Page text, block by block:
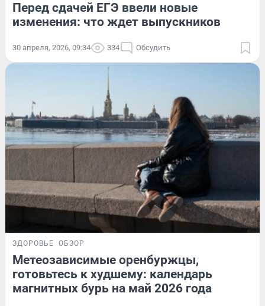
Перед сдачей ЕГЭ ввели новые
изменения: что ждет выпускников
30 апреля, 2026, 09:34 334 Обсудить
ЗДОРОВЬЕ ОБЗОР
Метеозависимые оренбуржцы,
готовьтесь к худшему: календарь
магнитных бурь на май 2026 года